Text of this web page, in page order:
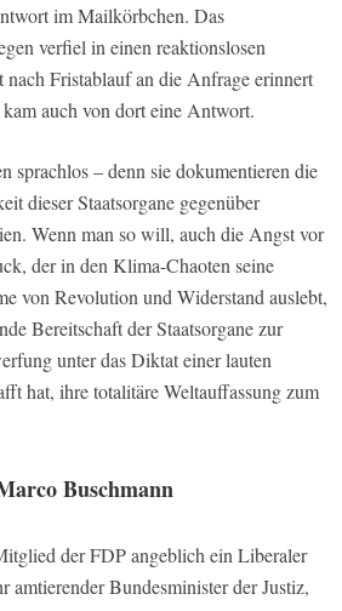
im Mailkörbchen. Das
verfiel in einen reaktionslosen
nach Fristablauf an die Anfrage erinnert
auch von dort eine Antwort.
sprachlos – denn sie dokumentieren die
dieser Staatsorgane gegenüber
Wenn man so will, auch die Angst vor
der in den Klima-Chaoten seine
von Revolution und Widerstand auslebt,
Bereitschaft der Staatsorgane zur
unter das Diktat einer lauten
hat, ihre totalitäre Weltauffassung zum
Buschmann
der FDP angeblich ein Liberaler
amtierender Bundesminister der Justiz,